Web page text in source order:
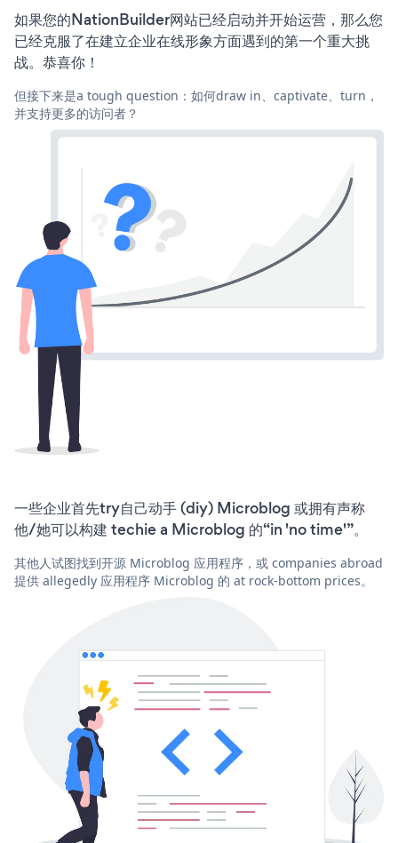
如果您的NationBuilder网站已经启动并开始运营，那么您
已经克服了在建立企业在线形象方面遇到的第一个重大挑
战。恭喜你！
但接下来是a tough question：如何draw in、captivate、turn，
并支持更多的访问者？
一些企业首先try自己动手 (diy) Microblog 或拥有声称
他/她可以构建 techie a Microblog 的“in 'no time'”。
其他人试图找到开源 Microblog 应用程序，或 companies abroad
提供 allegedly 应用程序 Microblog 的 at rock-bottom prices。